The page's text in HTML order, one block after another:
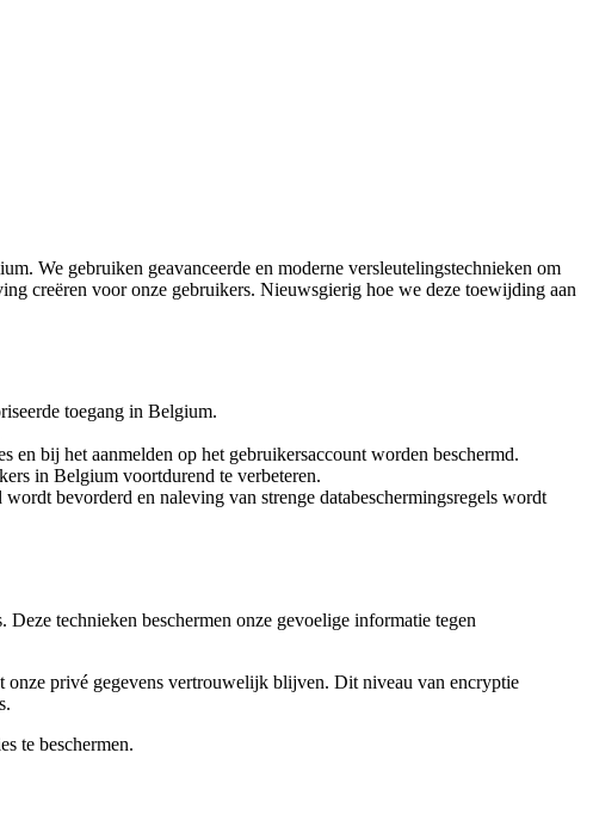
We gebruiken geavanceerde en moderne versleutelingstechnieken om
creëren voor onze gebruikers. Nieuwsgierig hoe we deze toewijding aan
toegang in Belgium.
bij het aanmelden op het gebruikersaccount worden beschermd.
in Belgium voortdurend te verbeteren.
bevorderd en naleving van strenge databeschermingsregels wordt
technieken beschermen onze gevoelige informatie tegen
privé gegevens vertrouwelijk blijven. Dit niveau van encryptie
te beschermen.